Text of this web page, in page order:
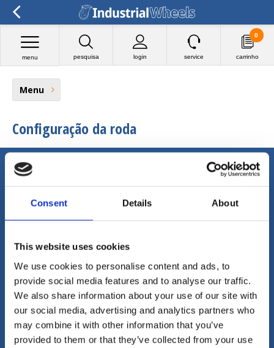
Consent Details About
This website uses cookies
We use cookies to personalise content and ads, to
provide social media features and to analyse our traffic.
We also share information about your use of our site with
our social media, advertising and analytics partners who
may combine it with other information that you’ve
provided to them or that they’ve collected from your use
pesquisa login
menu service carrinho
0
Menu
Configuração da roda
Ligue (ou envie um e-mail) para mais
informações
Podemos ajudá-lo em inglês, alemão,
espanhol, holandês e francês!
Follow us
Receba as últimas ofertas e promoções
Inscrever-se